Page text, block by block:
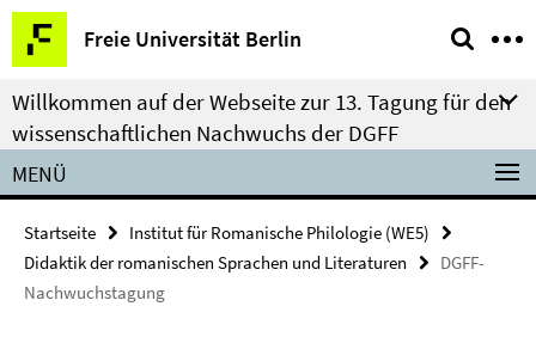
Springe
direkt
zu
Inhalt
Freie Universität Berlin
Service-
Navigation
Willkommen auf der Webseite zur 13. Tagung für den
wissenschaftlichen Nachwuchs der DGFF
MENÜ
Startseite
Institut für Romanische Philologie (WE5)
Didaktik der romanischen Sprachen und Literaturen
DGFF-
Nachwuchstagung